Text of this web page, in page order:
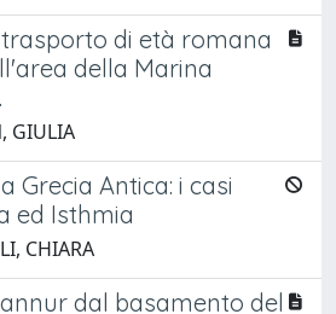
di età romana
della Marina
GIULIA
Grecia Antica: i casi
ed Isthmia
CHIARA
dal basamento del